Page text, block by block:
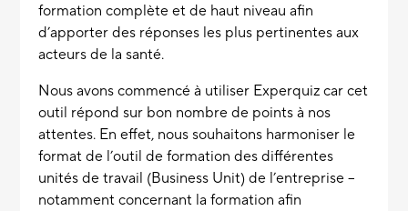
formation complète et de haut niveau afin
d’apporter des réponses les plus pertinentes aux
acteurs de la santé.
Nous avons commencé à utiliser Experquiz car cet
outil répond sur bon nombre de points à nos
attentes. En effet, nous souhaitons harmoniser le
format de l’outil de formation des différentes
unités de travail (Business Unit) de l’entreprise –
notamment concernant la formation afin